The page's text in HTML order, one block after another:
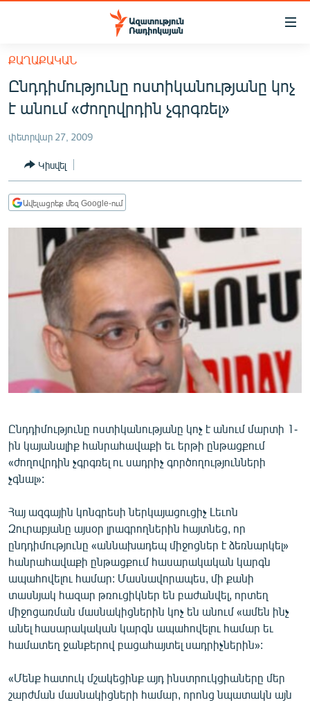
Մատչելիության
հիմնական
բովանդակությանը
Անցնել
հիմնական
մենյուին
ՀԱՅԱՍՏԱՆ
ԸՆՏՐՈՒԹՅՈՒՆՆԵՐ 2026
ԻՐԱՎՈՒՆՔ
ՀԱՍԱՐԱԿՈՒԹՅՈՒՆ
ՂԱՐԱԲԱՂ
ՊԱՏԵՐԱԶՄԻ 6 ՇԱԲԱԹՆԵՐԸ
ՏԱՐԱԾԱՇՐՋԱՆ
ՄԻՋԱԶԳԱՅԻՆ
ՄՇԱԿՈՒՅԹ
ՄԵԿՆԱԲԱՆՈՒԹՅՈՒՆ
ԿՈՐՈՆԱՎԻՐՈՒՍ
ԱՐԽԻՎ
ԲԱՆԱՎԵՃ
ՁԳՏԵԼՈՎ ԼԱՎԱԳՈՒՅՆԻՆ
ՓՈԴՔԱՍԹ
Հայերեն
English
ՀԵՏԵՎԵՔ ՄԵԶ
ՔԱՂԱՔԱԿԱՆ
Ընդդիմությունը ոստիկանությանը կոչ
է անում «ժողովրդին չգրգռել»
փետրվար 27, 2009
Կիսվել
Ավելացրեք մեզ Google-ում
Ընդդիմությունը ոստիկանությանը կոչ է անում մարտի 1-
ին կայանալիք հանրահավաքի եւ երթի ընթացքում
«ժողովրդին չգրգռել ու սադրիչ գործողությունների
չգնալ»:
Հայ ազգային կոնգրեսի ներկայացուցիչ Լեւոն
Զուրաբյանը այսօր լրագրողներին հայտնեց, որ
ընդդիմությունը «աննախադեպ միջոցներ է ձեռնարկել»
հանրահավաքի ընթացքում հասարակական կարգն
ապահովելու համար: Մասնավորապես, մի քանի
տասնյակ հազար թռուցիկներ են բաժանվել, որտեղ
միջոցառման մասնակիցներին կոչ են անում «ամեն ինչ
անել հասարակական կարգն ապահովելու համար եւ
համատեղ ջանքերով բացահայտել սադրիչներին»:
«Մենք հատուկ մշակեցինք այդ ինստրուկցիաները մեր
շարժման մասնակիցների համար, որոնց նպատակն այն